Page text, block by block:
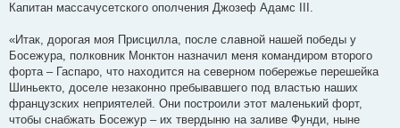
Капитан массачусетского ополчения Джозеф Адамс III.
«Итак, дорогая моя Присцилла, после славной нашей победы у
Босежура, полковник Монктон назначил меня командиром второго
форта – Гаспаро, что находится на северном побережье перешейка
Шиньекто, доселе незаконно пребывавшего под властью наших
французских неприятелей. Они построили этот маленький форт,
чтобы снабжать Босежур – их твердыню на заливе Фунди, ныне